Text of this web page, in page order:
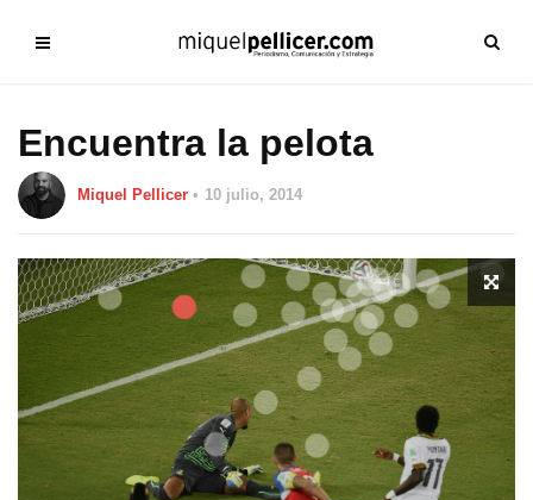
Encuentra la pelota
Miquel Pellicer 10 julio, 2014